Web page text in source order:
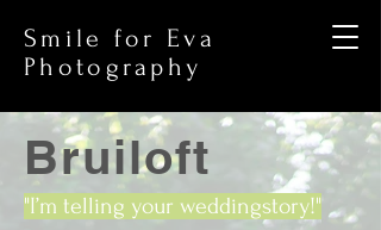
Smile for Eva
Photography
Bruiloft
"I’m telling your weddingstory!"